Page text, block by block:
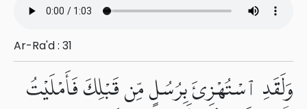
Ar-Ra'd : 31
وَلَقَدِ ٱسْتُهْزِئَ بِرُسُلٍ مِّن قَبْلِكَ فَأَمْلَيْتُ